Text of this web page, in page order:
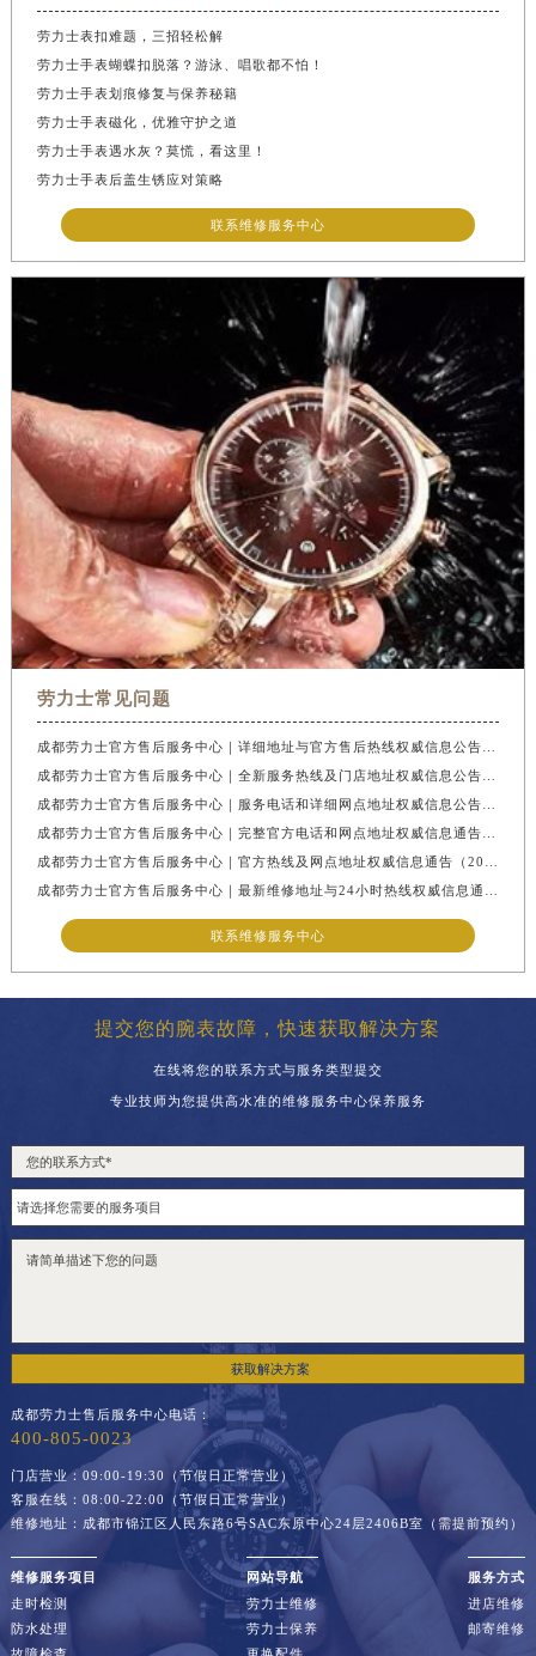
劳力士表扣难题，三招轻松解
劳力士手表蝴蝶扣脱落？游泳、唱歌都不怕！
劳力士手表划痕修复与保养秘籍
劳力士手表磁化，优雅守护之道
劳力士手表遇水灰？莫慌，看这里！
劳力士手表后盖生锈应对策略
联系维修服务中心
劳力士常见问题
联系维修服务中心
提交您的腕表故障，快速获取解决方案
在线将您的联系方式与服务类型提交
专业技师为您提供高水准的维修服务中心保养服务
获取解决方案
成都劳力士售后服务中心电话：
400-805-0023
门店营业：09:00-19:30（节假日正常营业）
客服在线：08:00-22:00（节假日正常营业）
维修地址：成都市锦江区人民东路6号SAC东原中心24层2406B室（需提前预约）
维修服务项目
走时检测
防水处理
网站导航
劳力士维修
劳力士保养
服务方式
进店维修
邮寄维修